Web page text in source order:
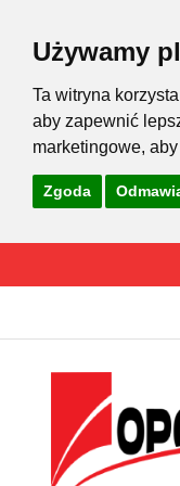
Używamy
Ta witryna
aby zapewnić
marketingowe,
Zgoda
treści